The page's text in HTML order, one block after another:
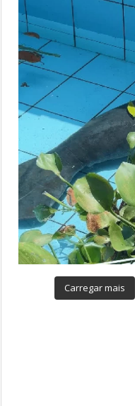
Carregar mais